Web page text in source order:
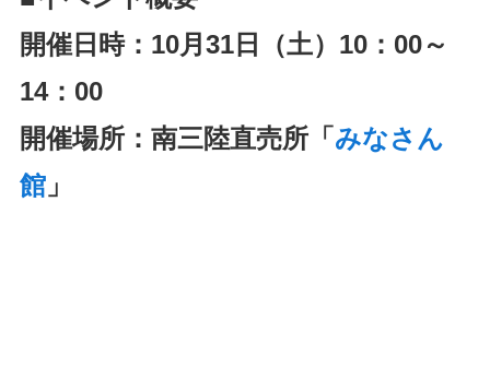
開催日時：10月31日（土）10：00～
14：00
開催場所：南三陸直売所「みなさん
館」